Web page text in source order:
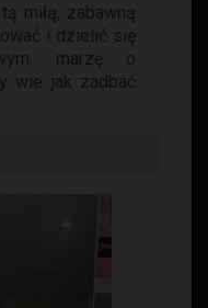
miłą, zabawną
i dzielić się
marzę o
wie jak zadbać